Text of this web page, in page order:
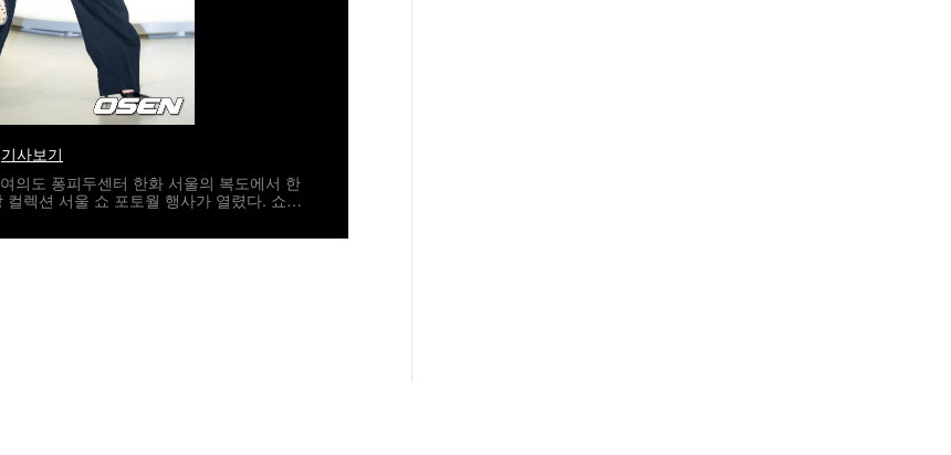
기사보기
의도 퐁피두센터 한화 서울의 복도에서 한
렉션 서울 쇼 포토월 행사가 열렸다. 쇼2
, 이병헌, 전여빈, 김다미, 이수혁, 구교환,